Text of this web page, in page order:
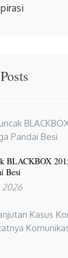
BLACKBOX
Besi